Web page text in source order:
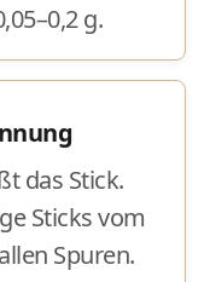
g.
das Stick.
Sticks vom
Spuren.